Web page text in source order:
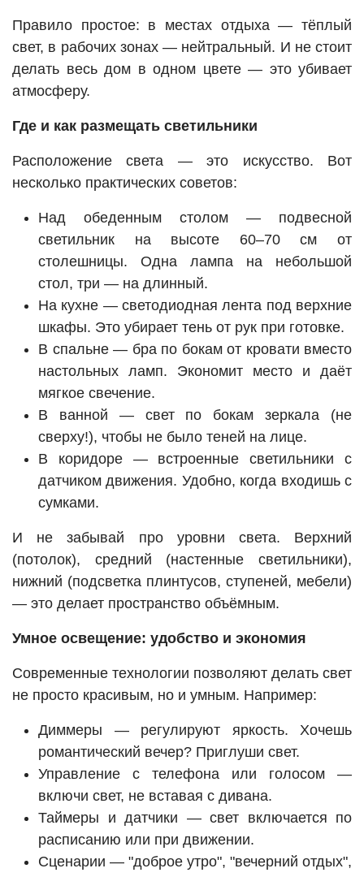
Правило простое: в местах отдыха — тёплый
свет, в рабочих зонах — нейтральный. И не стоит
делать весь дом в одном цвете — это убивает
атмосферу.
Где и как размещать светильники
Расположение света — это искусство. Вот
несколько практических советов:
Над обеденным столом — подвесной
светильник на высоте 60–70 см от
столешницы. Одна лампа на небольшой
стол, три — на длинный.
На кухне — светодиодная лента под верхние
шкафы. Это убирает тень от рук при готовке.
В спальне — бра по бокам от кровати вместо
настольных ламп. Экономит место и даёт
мягкое свечение.
В ванной — свет по бокам зеркала (не
сверху!), чтобы не было теней на лице.
В коридоре — встроенные светильники с
датчиком движения. Удобно, когда входишь с
сумками.
И не забывай про уровни света. Верхний
(потолок), средний (настенные светильники),
нижний (подсветка плинтусов, ступеней, мебели)
— это делает пространство объёмным.
Умное освещение: удобство и экономия
Современные технологии позволяют делать свет
не просто красивым, но и умным. Например:
Диммеры — регулируют яркость. Хочешь
романтический вечер? Приглуши свет.
Управление с телефона или голосом —
включи свет, не вставая с дивана.
Таймеры и датчики — свет включается по
расписанию или при движении.
Сценарии — "доброе утро", "вечерний отдых",